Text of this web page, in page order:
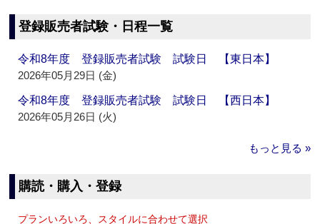
登録販売者試験・日程一覧
令和8年度 登録販売者試験 試験日 【東日本】
2026年05月29日 (金)
令和8年度 登録販売者試験 試験日 【西日本】
2026年05月26日 (火)
もっと見る »
購読・購入・登録
プランいろいろ、スタイルに合わせて選択